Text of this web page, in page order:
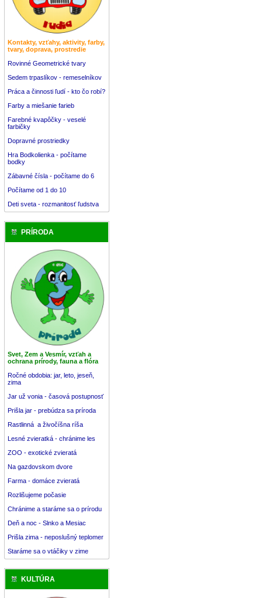
Kontakty, vzťahy, aktivity, farby,
tvary, doprava, prostredie
Rovinné Geometrické tvary
Sedem trpaslíkov - remeselníkov
Práca a činnosti ľudí - kto čo robí?
Farby a miešanie farieb
Farebné kvapôčky - veselé
farbičky
Dopravné prostriedky
Hra Bodkolienka - počítame
bodky
Zábavné čísla - počítame do 6
Počítame od 1 do 10
Deti sveta - rozmanitosť ľudstva
PRÍRODA
Svet, Zem a Vesmír, vzťah a
ochrana prírody, fauna a flóra
Ročné obdobia: jar, leto, jeseň,
zima
Jar už vonia - časová postupnosť
Prišla jar - prebúdza sa príroda
Rastlinná a živočíšna ríša
Lesné zvieratká - chránime les
ZOO - exotické zvieratá
Na gazdovskom dvore
Farma - domáce zvieratá
Rozlišujeme počasie
Chránime a staráme sa o prírodu
Deň a noc - Slnko a Mesiac
Prišla zima - neposlušný teplomer
Staráme sa o vtáčiky v zime
KULTÚRA